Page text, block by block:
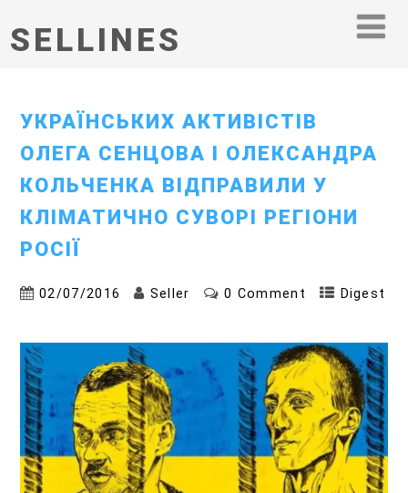
SELLINES
УКРАЇНСЬКИХ АКТИВІСТІВ
ОЛЕГА СЕНЦОВА І ОЛЕКСАНДРА
КОЛЬЧЕНКА ВІДПРАВИЛИ У
КЛІМАТИЧНО СУВОРІ РЕГІОНИ
РОСІЇ
02/07/2016 Seller 0 Comment Digest